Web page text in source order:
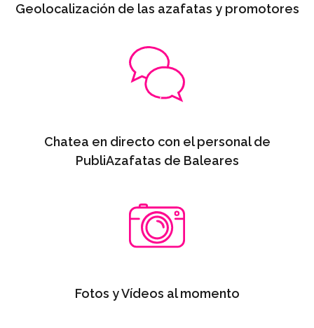
Geolocalización de las azafatas y promotores
Chatea en directo con el personal de
PubliAzafatas de Baleares
Fotos y Vídeos al momento